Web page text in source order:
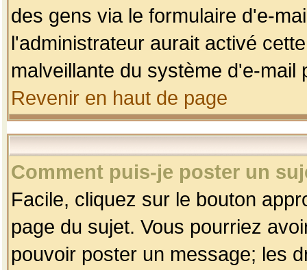
des gens via le formulaire d'e-
l'administrateur aurait activé
malveillante du système d'e-
Revenir en haut de page
Comment puis-je poster un
Facile, cliquez sur le bouton
page du sujet. Vous pourriez
pouvoir poster un message; les